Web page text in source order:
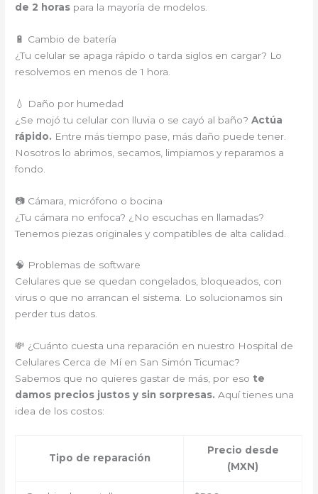
de 2 horas para la mayoría de modelos.
🔋 Cambio de batería
¿Tu celular se apaga rápido o tarda siglos en cargar? Lo
resolvemos en menos de 1 hora.
💧 Daño por humedad
¿Se mojó tu celular con lluvia o se cayó al baño?Actúa
rápido. Entre más tiempo pase, más daño puede tener.
Nosotros lo abrimos, secamos, limpiamos y reparamos a
fondo.
📷 Cámara, micrófono o bocina
¿Tu cámara no enfoca? ¿No escuchas en llamadas?
Tenemos piezas originales y compatibles de alta calidad.
🧠 Problemas de software
Celulares que se quedan congelados, bloqueados, con
virus o que no arrancan el sistema. Lo solucionamos sin
perder tus datos.
💸 ¿Cuánto cuesta una reparación en nuestro Hospital de
Celulares Cerca de Mí en San Simón Ticumac?
Sabemos que no quieres gastar de más, por eso te
damos precios justos y sin sorpresas. Aquí tienes una
idea de los costos:
Tipo de reparación
Precio desde
(MXN)